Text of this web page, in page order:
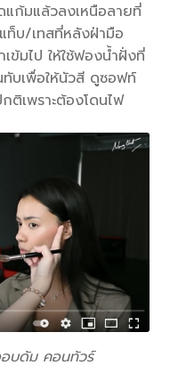
แก้มแล้วลงเหนือลายที่
ท็บ/เทสที่หลังฝ่ามือ
ข้มไป ให้ใช้ฟองน้ำฝั่งที่
บเพื่อให้นัวสี ดูซอฟท์
ติเพราะต้องโดนไฟ
บดัม คอนทัวร์